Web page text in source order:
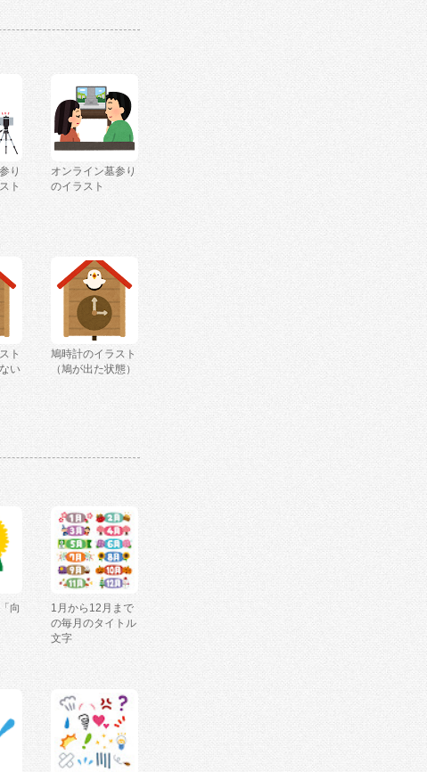
り
ト
オンライン墓参り
のイラスト
ト
い
鳩時計のイラスト
（鳩が出た状態）
向
1月から12月まで
の毎月のタイトル
文字